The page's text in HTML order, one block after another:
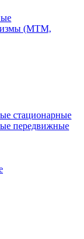
(МТМ,
стационарные
передвижные